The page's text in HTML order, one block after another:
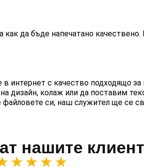
да бъде напечатано
интернет с качество подходящо
дизайн, колаж или да поставим
си, наш служител ще се
нашите